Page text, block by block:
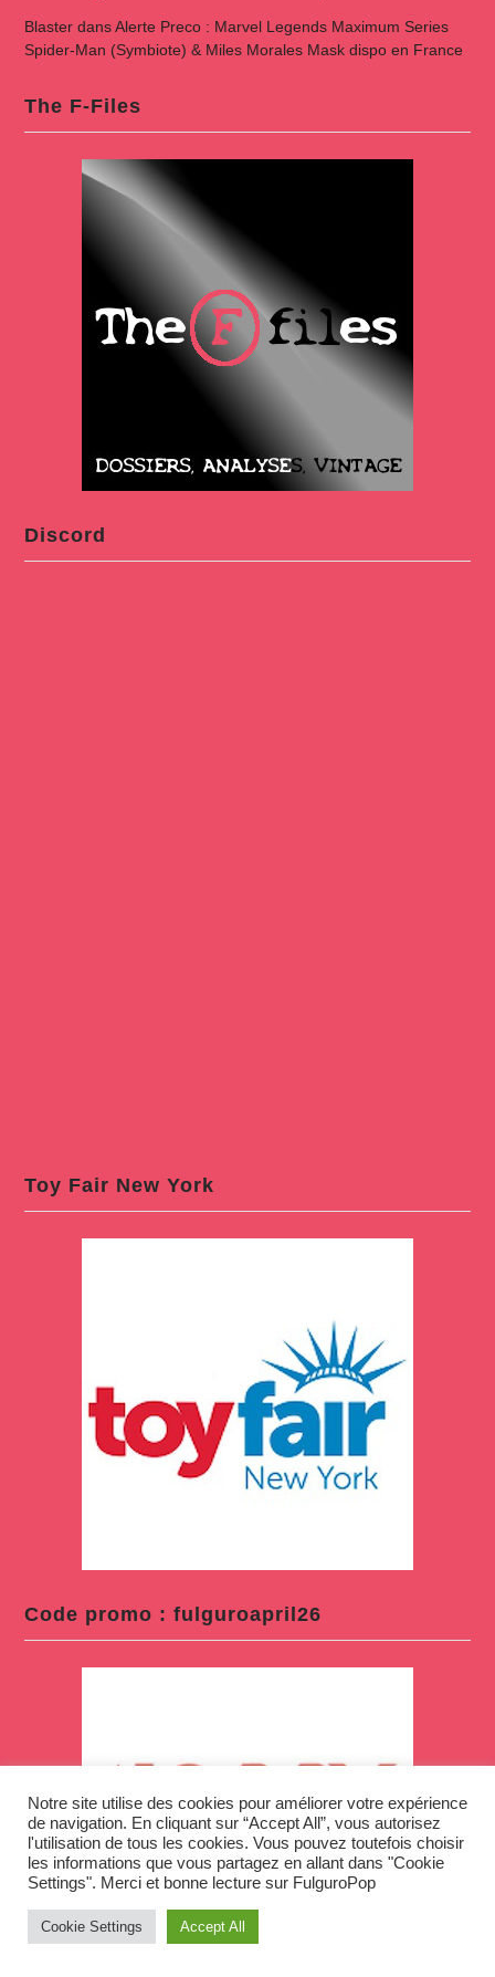
BlasterdansAlerte Preco : Marvel Legends Maximum Series
Spider-Man (Symbiote) & Miles Morales Mask dispo en France
The F-Files
Discord
Toy Fair New York
Code promo : fulguroapril26
Notre site utilise des cookies pour améliorer votre expérience
de navigation. En cliquant sur “Accept All”, vous autorisez
l'utilisation de tous les cookies. Vous pouvez toutefois choisir
les informations que vous partagez en allant dans "Cookie
Settings". Merci et bonne lecture sur FulguroPop
Cookie Settings Accept All